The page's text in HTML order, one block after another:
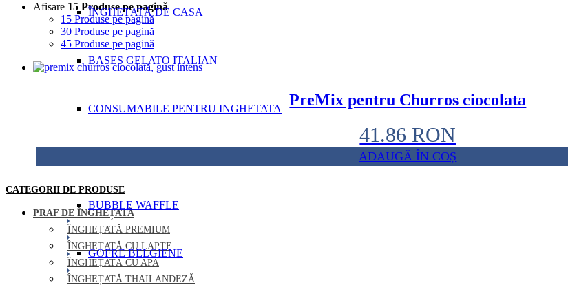
ÎNGHEȚATĂ DE CASA
BASES GELATO ITALIAN
CONSUMABILE PENTRU INGHETATA
BUBBLE WAFFLE
GOFRE BELGIENE
Afisare 15 Produse pe pagină
15 Produse pe pagină
30 Produse pe pagină
45 Produse pe pagină
PreMix pentru Churros ciocolata
41.86 RON
ADAUGĂ ÎN COȘ
CATEGORII DE PRODUSE
PRAF DE ÎNGHEȚATĂ
ÎNGHEȚATĂ PREMIUM
ÎNGHEȚATĂ CU LAPTE
ÎNGHEȚATĂ CU APA
ÎNGHEȚATĂ THAILANDEZĂ